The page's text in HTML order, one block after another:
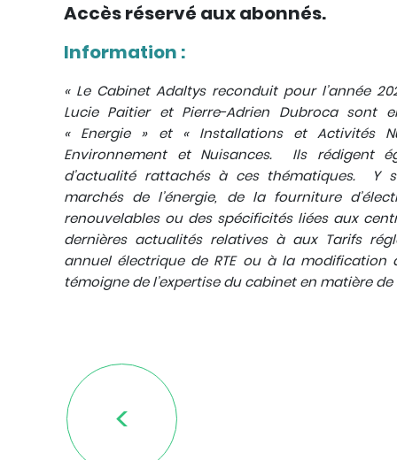
Accès réservé aux abonnés.
Information :
« Le Cabinet Adaltys reconduit pour l’année
Lucie Paitier et Pierre-Adrien Dubroca sont
« Energie » et « Installations et Activités
Environnement et Nuisances.
Ils rédigent
d’actualité rattachés à ces thématiques.
Y
marchés de l’énergie, de la fourniture
renouvelables ou des spécificités liées aux
dernières actualités relatives à aux Tarifs
annuel électrique de RTE ou à la modification
témoigne de l’expertise du cabinet en matière de